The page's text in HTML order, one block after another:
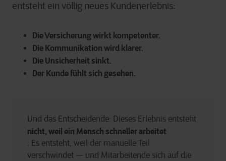
entsteht ein völlig neues Kundenerlebnis:
Die Versicherung wirkt kompetenter.
Die Kommunikation wird klarer.
Die Unsicherheit sinkt.
Der Kunde fühlt sich gesehen.
Und das Entscheidende: Dieses Erlebnis entsteht
nicht, weil ein Mensch schneller arbeitet
. Es entsteht, weil der manuelle Teil
verschwindet — und Mitarbeitende sich auf die